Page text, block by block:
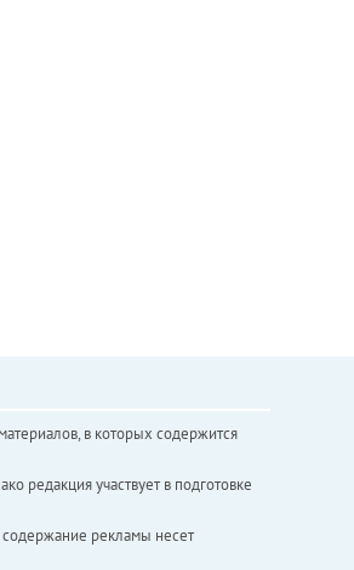
в которых содержится
редакция участвует в подготовке
содержание рекламы несет